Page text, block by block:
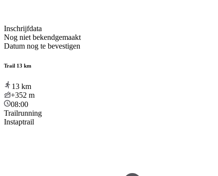
Inschrijfdata
Nog niet bekendgemaakt
Datum nog te bevestigen
Trail 13 km
13 km
+352 m
08:00
Trailrunning
Instaptrail